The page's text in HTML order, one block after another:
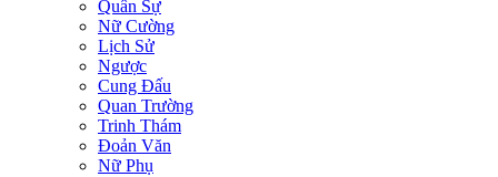
Quân Sự
Nữ Cường
Lịch Sử
Ngược
Cung Đấu
Quan Trường
Trinh Thám
Đoản Văn
Nữ Phụ